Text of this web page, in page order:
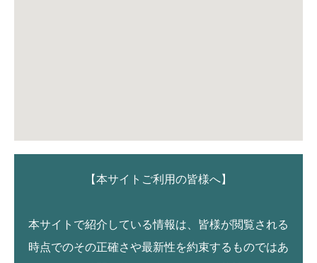
【本サイトご利用の皆様へ】
本サイトで紹介している情報は、皆様が閲覧される
時点でのその正確さや最新性を約束するものではあ